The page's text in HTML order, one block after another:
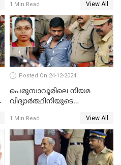
1 Min Read View All
Posted On 24-12-2024
പെരുമ്പാവൂരിലെ നിയമ
വിദ്യാര്‍ത്ഥിനിയുടെ
അമീറുള്‍ ഇസ്ലാമിന്റെ
മനോനിലയില്‍ കുഴപ്പമില്ലെന്ന്
റിപ്പോര്‍ട്ട്
1 Min Read View All